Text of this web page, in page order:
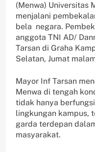
(Menwa) Universitas
menjalani
bela negara.
anggota TNI AD/
Tarsan di Graha
Selatan, Jumat
Mayor Inf Tarsan
Menwa di tengah
tidak hanya
lingkungan kampus,
garda terdepan
masyarakat.